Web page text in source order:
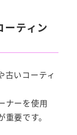
ティン
古いコーティ
ナーを使用
要です。